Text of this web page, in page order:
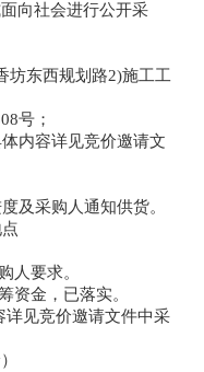
向社会进行公开采
坊东西规划路2)施工工
号；
内容详见竞价邀请文
及采购人通知供货。
人要求。
资金，已落实。
详见竞价邀请文件中采